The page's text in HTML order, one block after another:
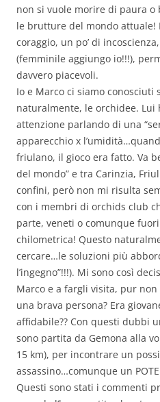
non si vuole morire di paura
le brutture del mondo attuale!
coraggio, un po’ di
(femminile aggiungo io!!!),
davvero piacevoli.
Io e Marco ci siamo
naturalmente, le orchidee. Lui
attenzione parlando di una
apparecchio x
friulano, il gioco era fatto. Va
del mondo” e tra Carinzia,
confini, però non mi risulta
con i membri di orchids club
parte, veneti o comunque
chilometrica! Questo
cercare…le soluzioni più
l’ingegno”!!!). Mi sono così
Marco e a fargli visita, pur
una brava persona? Era
affidabile?? Con questi dubbi
sono partita da Gemona alla
15 km), per incontrare un
assassino…comunque un
Questi sono stati i commenti